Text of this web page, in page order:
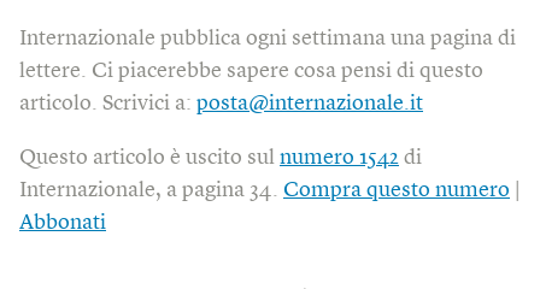
Internazionale pubblica ogni settimana una pagina di
lettere. Ci piacerebbe sapere cosa pensi di questo
articolo. Scrivici a: posta@internazionale.it
Questo articolo è uscito sul numero 1542 di
Internazionale, a pagina 34. Compra questo numero
Abbonati